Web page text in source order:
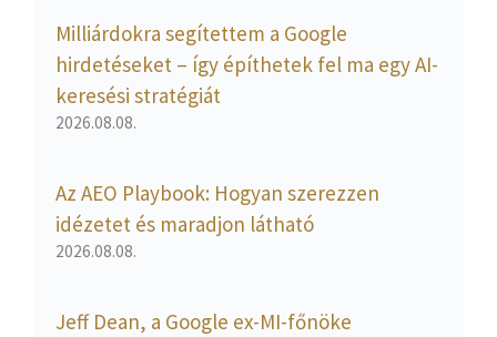
Milliárdokra segítettem a Google
hirdetéseket – így építhetek fel ma egy AI-
keresési stratégiát
2026.08.08.
Az AEO Playbook: Hogyan szerezzen
idézetet és maradjon látható
2026.08.08.
Jeff Dean, a Google ex-MI-főnöke